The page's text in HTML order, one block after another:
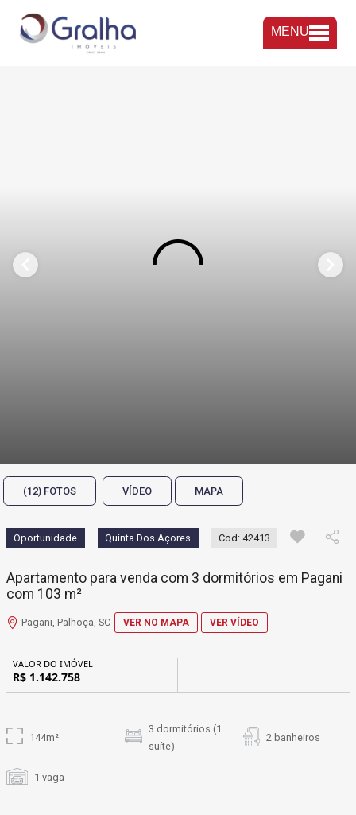
MENU
(12) FOTOS VÍDEO MAPA
Oportunidade Quinta Dos Açores Cod: 42413
Apartamento para venda com 3 dormitórios em Pagani
com 103 m²
Pagani, Palhoça, SC VER NO MAPA VER VÍDEO
VALOR DO IMÓVEL
R$ 1.142.758
144m²
3 dormitórios (1
suíte)
2 banheiros
1 vaga